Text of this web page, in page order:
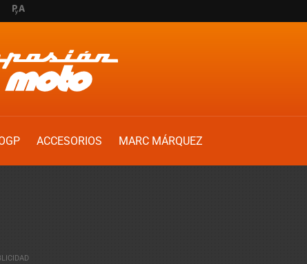
ACCESORIOS
MARC MÁRQUEZ